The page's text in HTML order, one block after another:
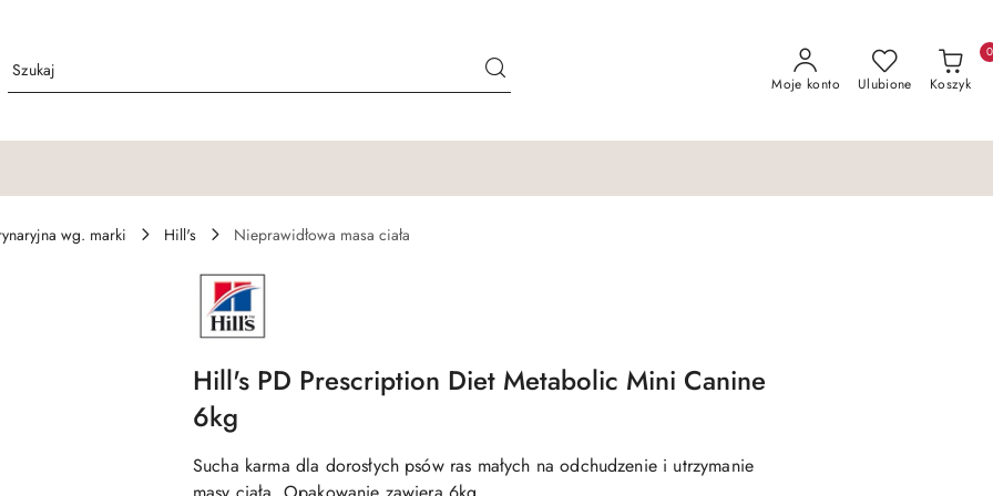
Moje konto Ulubione Koszyk
0
wg. marki Hill's
Nieprawidłowa masa ciała
NAZWA
PRODUCENTA:
HILLS
Hill's PD Prescription Diet Metabolic Mini Canine
6kg
Sucha karma dla dorosłych psów ras małych na odchudzenie i utrzymanie